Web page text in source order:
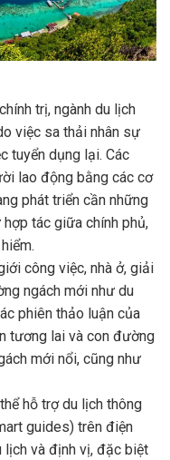
trị, ngành du lịch
việc sa thải nhân sự
tuyển dụng lại. Các
lao động bằng các cơ
phát triển cần những
tác giữa chính phủ,
công việc, nhà ở, giải
ngách mới như du
phiên thảo luận của
tương lai và con đường
mới nổi, cũng như
hỗ trợ du lịch thông
guides) trên điện
lịch và định vị, đặc biệt